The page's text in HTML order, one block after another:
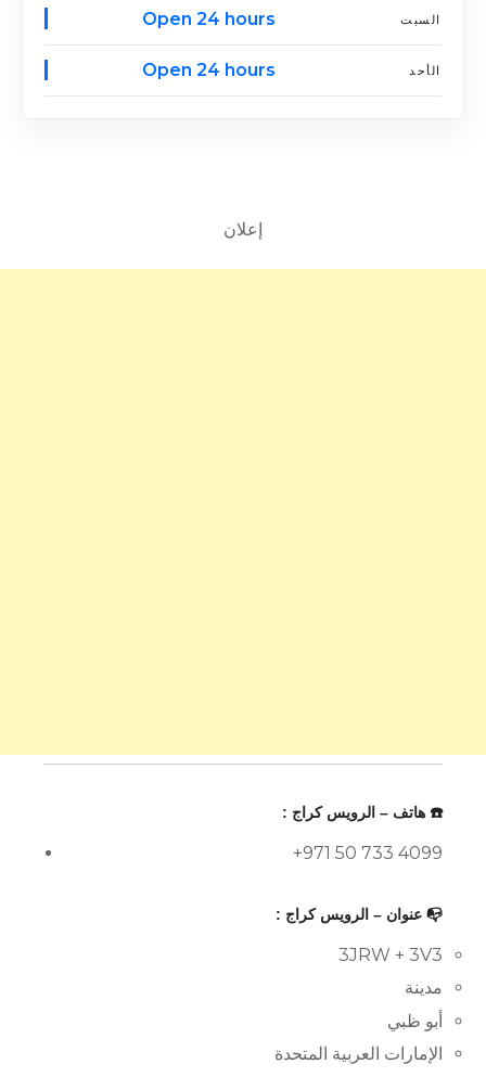
السبت Open 24 hours
الأحد Open 24 hours
إعلان
☎️ هاتف – الرويس كراج :
+971 50 733 4099
📭 عنوان – الرويس كراج :
3JRW + 3V3
مدينة
أبو ظبي
الإمارات العربية المتحدة